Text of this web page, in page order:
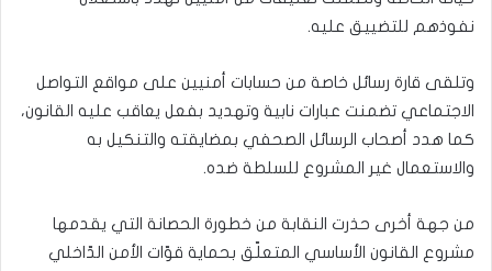
نفوذهم للتضييق عليه.
وتلقى قارة رسائل خاصة من حسابات أمنيين على مواقع التواصل
الاجتماعي تضمنت عبارات نابية وتهديد بفعل يعاقب عليه القانون،
كما هدد أصحاب الرسائل الصحفي بمضايقته والتنكيل به
والاستعمال غير المشروع للسلطة ضده.
من جهة أخرى حذرت النقابة من خطورة الحصانة التي يقدمها
مشروع القانون الأساسي المتعلّق بحماية قوّات الأمن الدّاخلي